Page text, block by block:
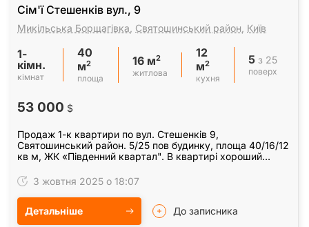
Сім'ї Стешенків вул., 9
Микільська Борщагівка Святошинський район Київ
1-
кімн.
кімнат
40
м2
площа
16 м2
житлова
12
м2
кухня
5 з 25
поверх
53 000 $
Продаж 1-к квартири по вул. Стешенків 9,
Святошинський район. 5/25 пов будинку, площа 40/16/12
кв м, ЖК «Південний квартал". В квартирі хороший
3 жовтня 2025 о 18:07
Детальніше До записника